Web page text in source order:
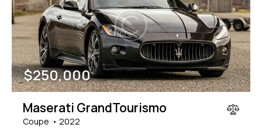
$250,000
Maserati GrandTourismo
Coupe 2022